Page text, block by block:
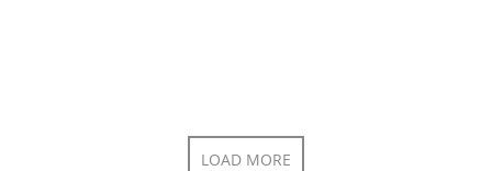
LOAD MORE